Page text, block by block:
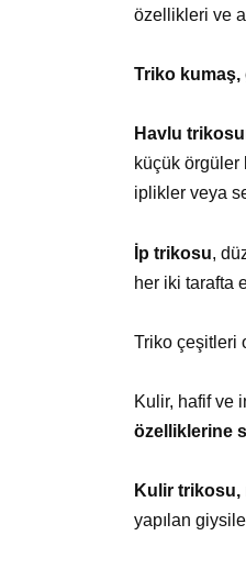
özellikleri ve
Triko kumaş,
Havlu
küçük örgüler
iplikler veya
İp trikosu,
her iki tarafta
Triko çeşitleri
Kulir, hafif ve
özelliklerine
Kulir trikosu,
yapılan